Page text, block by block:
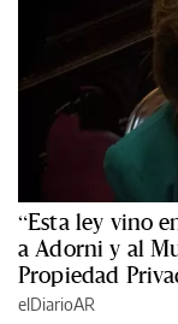
“Esta ley vino
a Adorni y al
Propiedad
elDiarioAR